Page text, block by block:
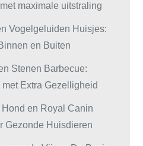
maximale uitstraling
Vogelgeluiden Huisjes:
en Buiten
Stenen Barbecue:
Extra Gezelligheid
en Royal Canin
Gezonde Huisdieren